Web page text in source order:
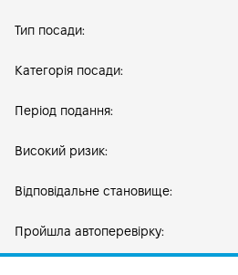
Тип посади:
Категорія посади:
Період подання:
Високий ризик:
Відповідальне становище:
Пройшла автоперевірку: